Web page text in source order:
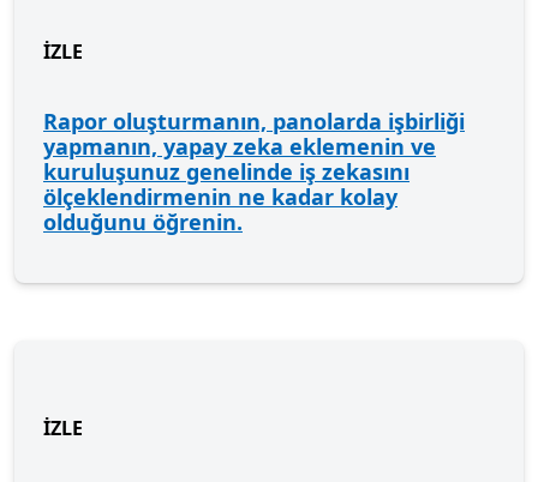
İZLE
Rapor oluşturmanın, panolarda işbirliği
yapmanın, yapay zeka eklemenin ve
kuruluşunuz genelinde iş zekasını
ölçeklendirmenin ne kadar kolay
olduğunu öğrenin.
İZLE